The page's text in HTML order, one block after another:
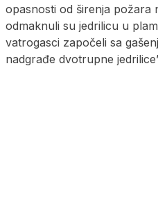
opasnosti od širenja požara
odmaknuli su jedrilicu u
vatrogasci započeli sa
nadgrađe dvotrupne